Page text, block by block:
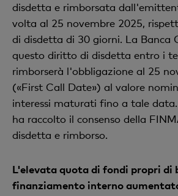
disdetta e rimborsata
volta al 25 novembre 2025,
di disdetta di 30 giorni. La Banca
questo diritto di disdetta entro i
rimborserà l'obbligazione al 25
(«First Call Date») al valore
interessi maturati fino a tale
ha raccolto il consenso della
disdetta e rimborso.
L'elevata quota di fondi propri di
finanziamento interno